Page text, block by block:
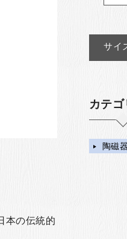
本の伝統的
サイ
カテ
陶磁